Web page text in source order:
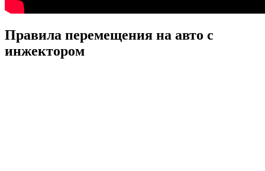
Правила перемещения на авто с
инжектором